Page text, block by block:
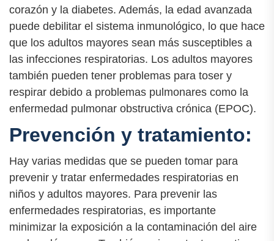
corazón y la diabetes. Además, la edad avanzada
puede debilitar el sistema inmunológico, lo que hace
que los adultos mayores sean más susceptibles a
las infecciones respiratorias. Los adultos mayores
también pueden tener problemas para toser y
respirar debido a problemas pulmonares como la
enfermedad pulmonar obstructiva crónica (EPOC).
Prevención y tratamiento:
Hay varias medidas que se pueden tomar para
prevenir y tratar enfermedades respiratorias en
niños y adultos mayores. Para prevenir las
enfermedades respiratorias, es importante
minimizar la exposición a la contaminación del aire